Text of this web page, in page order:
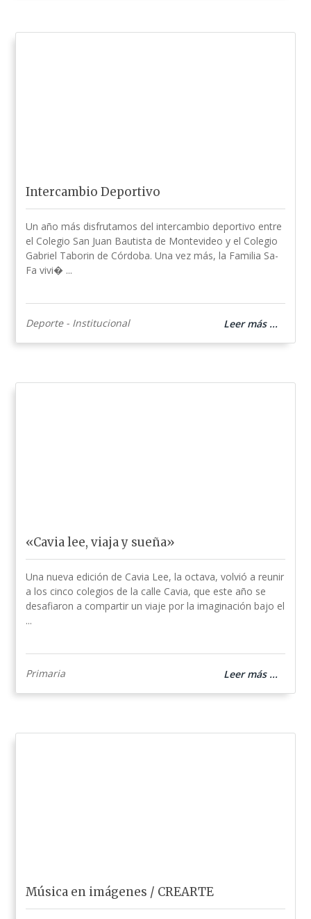
Intercambio Deportivo
Un año más disfrutamos del intercambio deportivo entre
el Colegio San Juan Bautista de Montevideo y el Colegio
Gabriel Taborin de Córdoba. Una vez más, la Familia Sa-
Fa vivi� ...
Deporte - Institucional Leer más ...
«Cavia lee, viaja y sueña»
Una nueva edición de Cavia Lee, la octava, volvió a reunir
a los cinco colegios de la calle Cavia, que este año se
desafiaron a compartir un viaje por la imaginación bajo el
...
Primaria Leer más ...
Música en imágenes / CREARTE